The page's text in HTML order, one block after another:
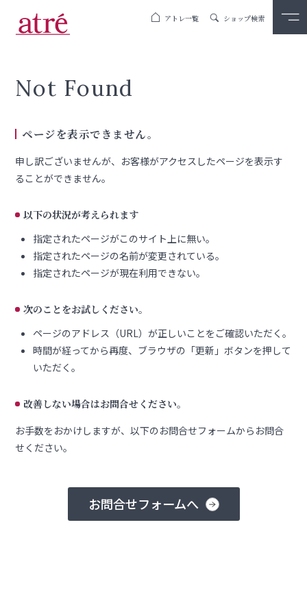
アトレ一覧 ショップ検索
Not Found
ページを表示できません。
申し訳ございませんが、お客様がアクセスしたページを表示す
ることができません。
以下の状況が考えられます
指定されたページがこのサイト上に無い。
指定されたページの名前が変更されている。
指定されたページが現在利用できない。
次のことをお試しください。
ページのアドレス（URL）が正しいことをご確認いただく。
時間が経ってから再度、ブラウザの「更新」ボタンを押して
いただく。
改善しない場合はお問合せください。
お手数をおかけしますが、以下のお問合せフォームからお問合
せください。
お問合せフォームへ